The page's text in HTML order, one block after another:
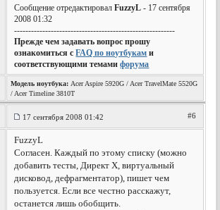
Сообщение отредактировалFuzzyL - 17 сентября
2008 01:32
---------------------------------------------------------
Прежде чем задавать вопрос прошу
ознакомиться сFAQ по ноутбукам и
соответствующими темамифорума
Модель ноутбука: Acer Aspire 5920G / Acer TravelMate 5520G
/ Acer Timeline 3810T
17 сентября 2008 01:42 #6
FuzzyL
Согласен. Каждый по этому списку (можно
добавить тесты, Директ Х, виртуальный
дисковод, дефрагментатор), пишет чем
пользуется. Если все честно расскажут,
останется лишь обобщить.